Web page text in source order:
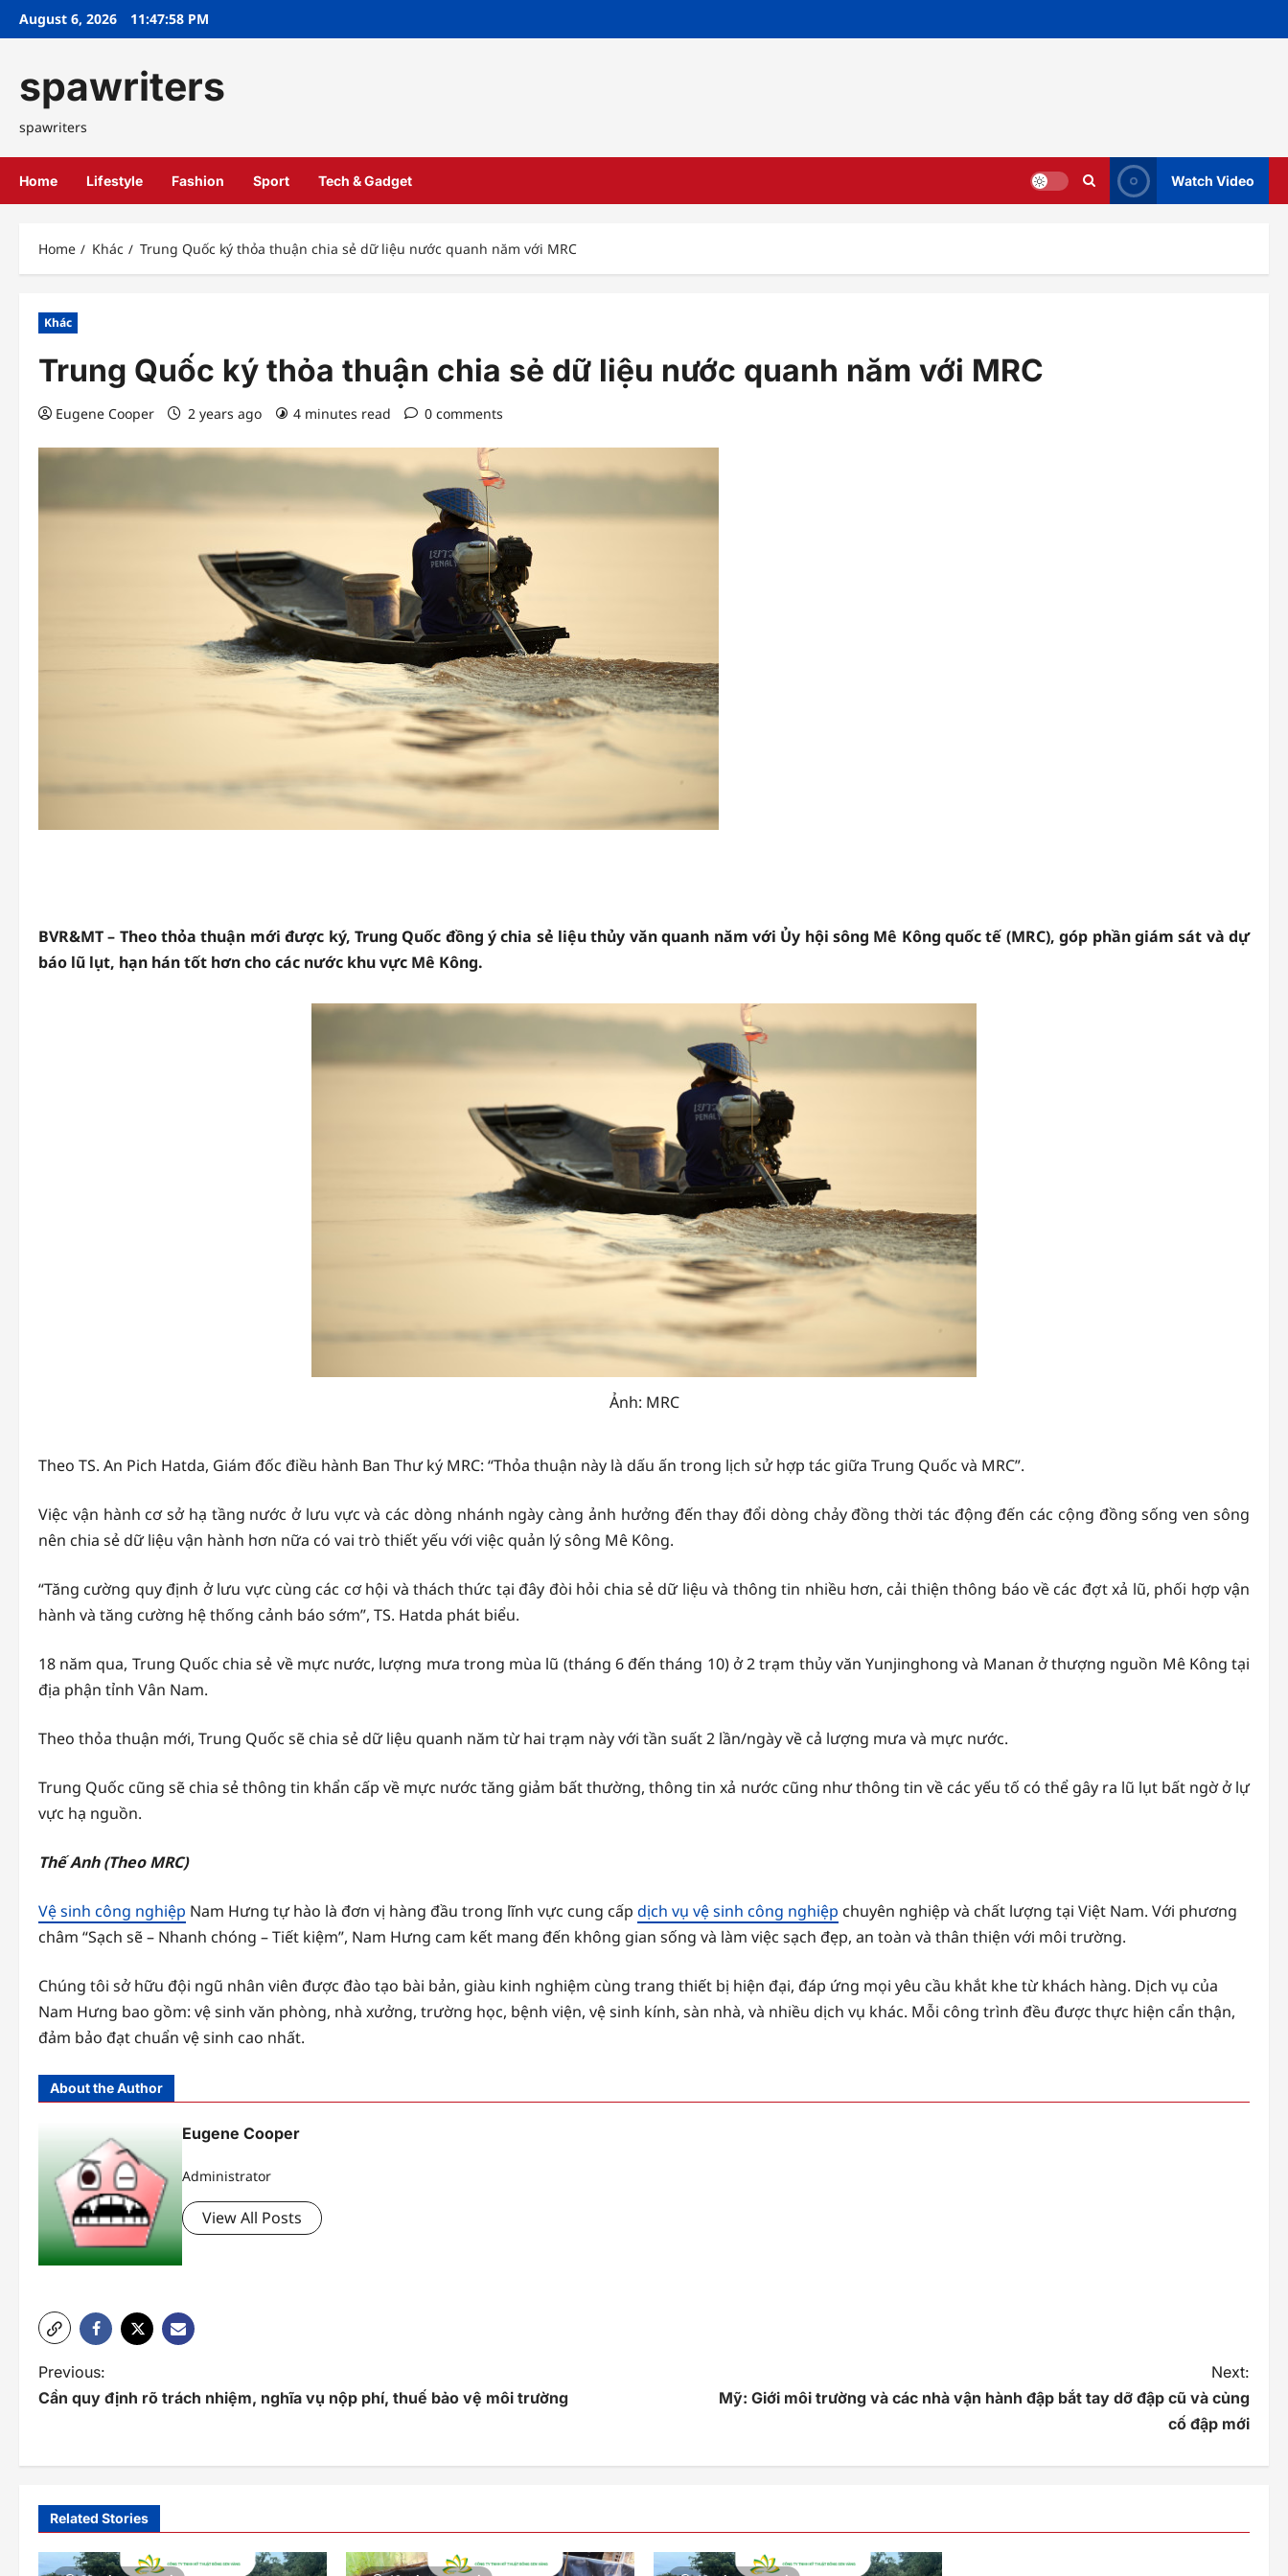
SkipAugust 6, 2026 11:47:59 PM
spawriters
spawriters
Home Lifestyle Fashion Sport Tech & Gadget Watch Video
Home Khác Trung Quốc ký thỏa thuận chia sẻ dữ liệu nước quanh năm với MRC
Khác
Trung Quốc ký thỏa thuận chia sẻ dữ liệu nước quanh năm với MRC
Eugene Cooper 2 years ago 4 minutes read 0 comments
BVR&MT – Theo thỏa thuận mới được ký, Trung Quốc đồng ý chia sẻ liệu thủy văn quanh năm với Ủy hội sông Mê Kông quốc tế (MRC), góp phần giám sát và dự
báo lũ lụt, hạn hán tốt hơn cho các nước khu vực Mê Kông.
Ảnh: MRC
Theo TS. An Pich Hatda, Giám đốc điều hành Ban Thư ký MRC: “Thỏa thuận này là dấu ấn trong lịch sử hợp tác giữa Trung Quốc và MRC”.
Việc vận hành cơ sở hạ tầng nước ở lưu vực và các dòng nhánh ngày càng ảnh hưởng đến thay đổi dòng chảy đồng thời tác động đến các cộng đồng sống ven sông
nên chia sẻ dữ liệu vận hành hơn nữa có vai trò thiết yếu với việc quản lý sông Mê Kông.
“Tăng cường quy định ở lưu vực cùng các cơ hội và thách thức tại đây đòi hỏi chia sẻ dữ liệu và thông tin nhiều hơn, cải thiện thông báo về các đợt xả lũ, phối hợp vận
hành và tăng cường hệ thống cảnh báo sớm”, TS. Hatda phát biểu.
18 năm qua, Trung Quốc chia sẻ về mực nước, lượng mưa trong mùa lũ (tháng 6 đến tháng 10) ở 2 trạm thủy văn Yunjinghong và Manan ở thượng nguồn Mê Kông tại
địa phận tỉnh Vân Nam.
Theo thỏa thuận mới, Trung Quốc sẽ chia sẻ dữ liệu quanh năm từ hai trạm này với tần suất 2 lần/ngày về cả lượng mưa và mực nước.
Trung Quốc cũng sẽ chia sẻ thông tin khẩn cấp về mực nước tăng giảm bất thường, thông tin xả nước cũng như thông tin về các yếu tố có thể gây ra lũ lụt bất ngờ ở lự
vực hạ nguồn.
Thế Anh (Theo MRC)
Vệ sinh công nghiệp Nam Hưng tự hào là đơn vị hàng đầu trong lĩnh vực cung cấp dịch vụ vệ sinh công nghiệp chuyên nghiệp và chất lượng tại Việt Nam. Với phương
châm “Sạch sẽ – Nhanh chóng – Tiết kiệm”, Nam Hưng cam kết mang đến không gian sống và làm việc sạch đẹp, an toàn và thân thiện với môi trường.
Chúng tôi sở hữu đội ngũ nhân viên được đào tạo bài bản, giàu kinh nghiệm cùng trang thiết bị hiện đại, đáp ứng mọi yêu cầu khắt khe từ khách hàng. Dịch vụ của
Nam Hưng bao gồm: vệ sinh văn phòng, nhà xưởng, trường học, bệnh viện, vệ sinh kính, sàn nhà, và nhiều dịch vụ khác. Mỗi công trình đều được thực hiện cẩn thận,
đảm bảo đạt chuẩn vệ sinh cao nhất.
About the Author
Eugene Cooper
Administrator
View All Posts
P
o
n
a
Previous:
Cần quy định rõ trách nhiệm, nghĩa vụ nộp phí, thuế bảo vệ môi trường
Next:
Mỹ: Giới môi trường và các nhà vận hành đập bắt tay dỡ đập cũ và củng
cố đập mới
Related Stories